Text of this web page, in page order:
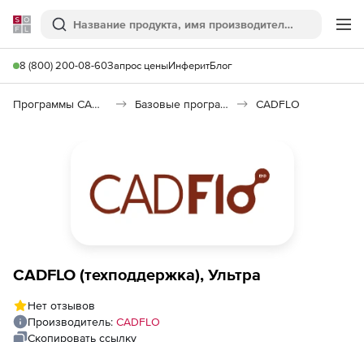
Softline
Поиск
8 (800) 200-08-60Запрос ценыИнферитБлог
Программы САПР и ГИС Базовые программы CADFLO
CADFLO (техподдержка), Ультра
Нет отзывов
Производитель: CADFLO
Скопировать ссылку